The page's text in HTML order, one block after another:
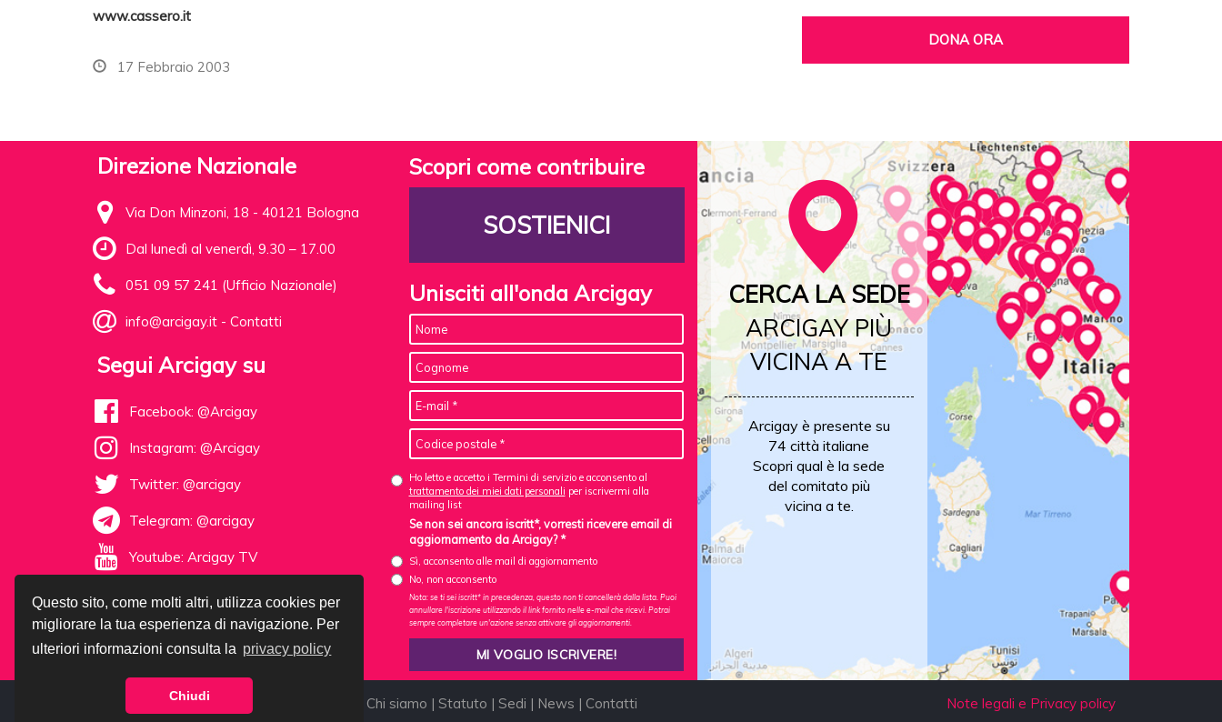
Questo sito, come molti altri, utilizza cookies per
migliorare la tua esperienza di navigazione. Per
ulteriori informazioni consulta la privacy policy
Chiudi
www.cassero.it
17 Febbraio 2003
DONA ORA
Direzione Nazionale
Via Don Minzoni, 18 - 40121 Bologna
Dal lunedì al venerdì, 9.30 – 17.00
051 09 57 241 (Ufficio Nazionale)
info@arcigay.it - Contatti
Segui Arcigay su
Facebook: @Arcigay
Instagram: @Arcigay
Twitter: @arcigay
Telegram: @arcigay
Youtube: Arcigay TV
Scopri come contribuire
SOSTIENICI
Unisciti all'onda Arcigay
Ho letto e accetto i Termini di servizio e acconsento al
trattamento dei miei dati personali per iscrivermi alla
mailing list
Se non sei ancora iscritt*, vorresti ricevere email di
aggiornamento da Arcigay? *
Sì, acconsento alle mail di aggiornamento
No, non acconsento
Nota: se ti sei iscritt* in precedenza, questo non ti cancellerà dalla lista. Puoi
annullare l'iscrizione utilizzando il link fornito nelle e-mail che ricevi. Potrai
sempre completare un'azione senza attivare gli aggiornamenti.
CERCA LA SEDE
ARCIGAY PIÙ
VICINA A TE
Arcigay è presente su
74 città italiane
Scopri qual è la sede
del comitato più
vicina a te.
©1985-2026 Arcigay - C.F. 92017780377 | Chi siamo | Statuto | Sedi | News | Contatti Note legali e Privacy policy